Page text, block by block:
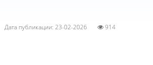
Дата публикации: 23-02-2026 914